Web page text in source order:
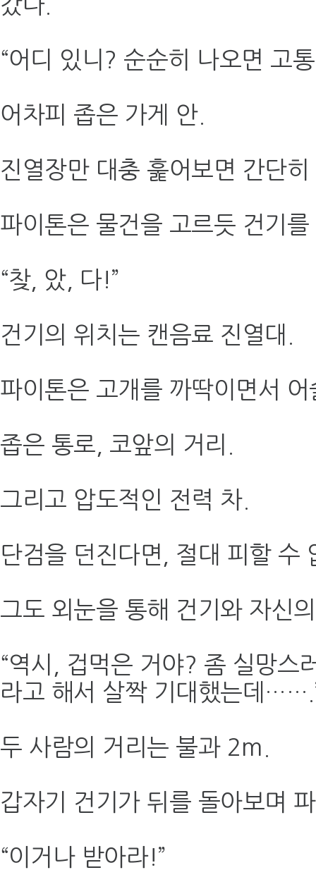
갔다.
“어디 있니? 순순히 나오면 고
어차피 좁은 가게 안.
진열장만 대충 훑어보면 간단
파이톤은 물건을 고르듯 건기를
“찾, 았, 다!”
건기의 위치는 캔음료 진열대.
파이톤은 고개를 까딱이면서
좁은 통로, 코앞의 거리.
그리고 압도적인 전력 차.
단검을 던진다면, 절대 피할 수
그도 외눈을 통해 건기와 자신
“역시, 겁먹은 거야? 좀 실망스
라고 해서 살짝 기대했는데
두 사람의 거리는 불과 2m.
갑자기 건기가 뒤를 돌아보며
“이거나 받아라!”